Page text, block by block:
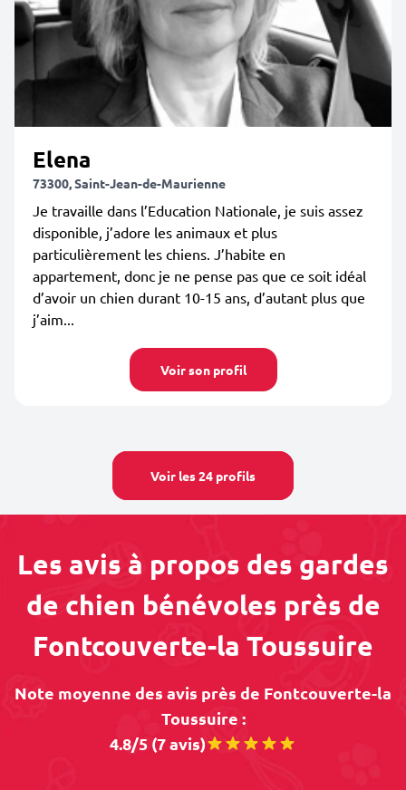
Elena
73300, Saint-Jean-de-Maurienne
Je travaille dans l’Education Nationale, je suis assez
disponible, j’adore les animaux et plus
particulièrement les chiens. J’habite en
appartement, donc je ne pense pas que ce soit idéal
d’avoir un chien durant 10-15 ans, d’autant plus que
j’aim...
Voir son profil
Voir les 24 profils
Les avis à propos des gardes
de chien bénévoles près de
Fontcouverte-la Toussuire
Note moyenne des avis près de Fontcouverte-la
Toussuire :
4.8/5 (7 avis)